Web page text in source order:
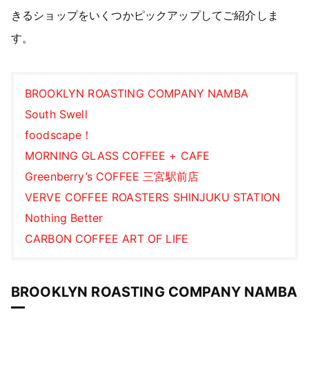
きるショップをいくつかピックアップしてご紹介しま
す。
BROOKLYN ROASTING COMPANY NAMBA
South Swell
foodscape！
MORNING GLASS COFFEE + CAFE
Greenberry’s COFFEE 三宮駅前店
VERVE COFFEE ROASTERS SHINJUKU STATION
Nothing Better
CARBON COFFEE ART OF LIFE
BROOKLYN ROASTING COMPANY NAMBA